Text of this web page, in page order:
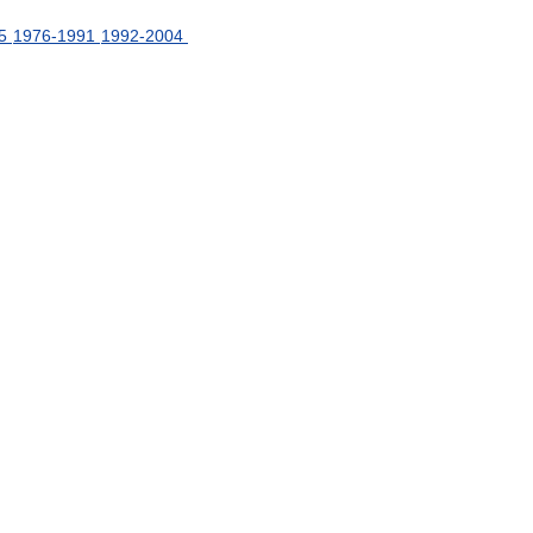
1976-1991 1992-2004